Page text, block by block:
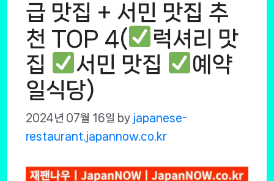
급 맛집 + 서민 맛집 추
천 TOP 4(
럭셔리 맛
집
서민 맛집
예약
일식당)
2024년 07월 16일 by japanese-
restaurant.japannow.co.kr